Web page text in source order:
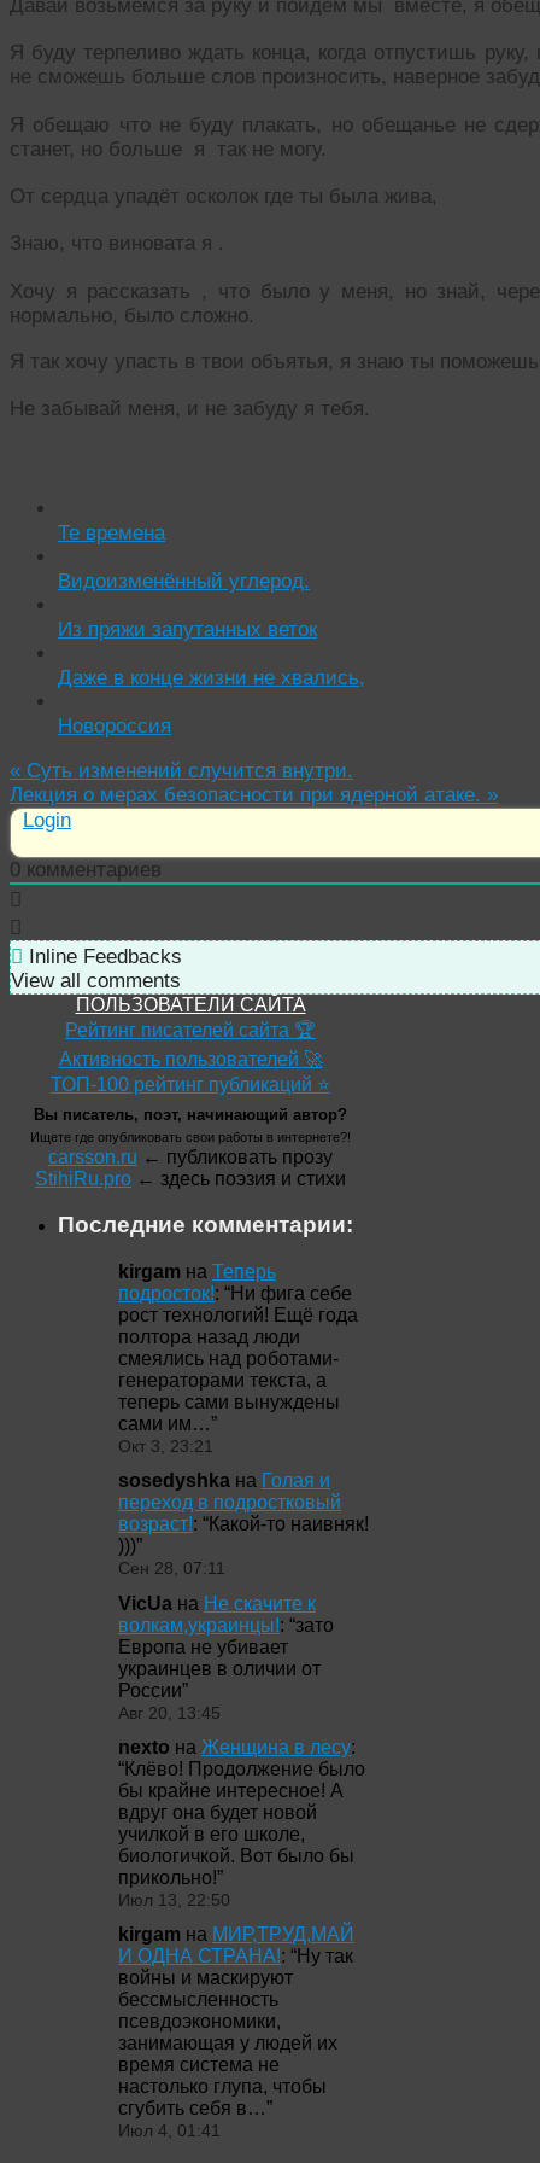
Давай возьмёмся за руку и пойдём мы вместе, я
Я буду терпеливо ждать конца, когда отпустишь
не сможешь больше слов произносить, наверное
Я обещаю что не буду плакать, но обещанье не
станет, но больше я так не могу.
От сердца упадёт осколок где ты была жива,
Знаю, что виновата я .
Хочу я рассказать , что было у меня, но знай,
нормально, было сложно.
Я так хочу упасть в твои объятья, я знаю ты
Не забывай меня, и не забуду я тебя.
Те времена
Видоизменённый углерод.
Из пряжи запутанных веток
Даже в конце жизни не хвались,
Новороссия
« Суть изменений случится внутри.
Лекция о мерах безопасности при ядерной атаке. »
Login
0 комментариев
Inline Feedbacks
View all comments
ПОЛЬЗОВАТЕЛИ САЙТА
Рейтинг писателей сайта 🏆
Активность пользователей 🚀
ТОП-100 рейтинг публикаций ⭐
Вы писатель, поэт, начинающий автор?
Ищете где опубликовать свои работы в интернете?!
carsson.ru ← публиковать прозу
StihiRu.pro ← здесь поэзия и стихи
Последние комментарии:
kirgam на Теперь
подросток!: “Ни фига себе
рост технологий! Ещё года
полтора назад люди
смеялись над роботами-
генераторами текста, а
теперь сами вынуждены
сами им…”
Окт 3, 23:21
sosedyshka на Голая и
переход в подростковый
возраст!: “Какой-то наивняк!
)))”
Сен 28, 07:11
VicUa на Не скачите к
волкам,украинцы!: “зато
Европа не убивает
украинцев в оличии от
России”
Авг 20, 13:45
nexto на Женщина в лесу:
“Клёво! Продолжение было
бы крайне интересное! А
вдруг она будет новой
училкой в его школе,
биологичкой. Вот было бы
прикольно!”
Июл 13, 22:50
kirgam на МИР,ТРУД,МАЙ
И ОДНА СТРАНА!: “Ну так
войны и маскируют
бессмысленность
псевдоэкономики,
занимающая у людей их
время система не
настолько глупа, чтобы
сгубить себя в…”
Июл 4, 01:41